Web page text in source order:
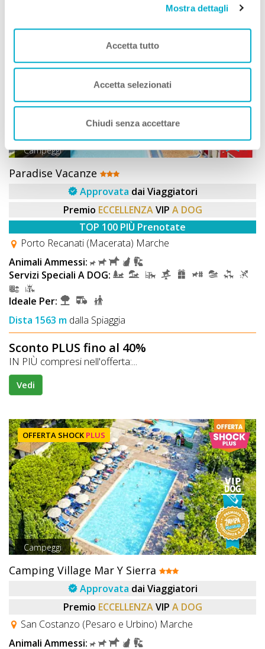
Mostra dettagli
Accetta tutto
Accetta selezionati
Chiudi senza accettare
Campeggi
Paradise Vacanze
Approvata dai Viaggiatori
Premio ECCELLENZA VIP A DOG
TOP 100 PIÙ Prenotate
Porto Recanati (Macerata) Marche
Animali Ammessi:
Servizi Speciali A DOG:
Ideale Per:
Dista 1563 m dalla Spiaggia
Sconto PLUS fino al 40%
IN PIÙ compresi nell'offerta:...
Vedi
OFFERTA SHOCK PLUS
Campeggi
Camping Village Mar Y Sierra
Approvata dai Viaggiatori
Premio ECCELLENZA VIP A DOG
San Costanzo (Pesaro e Urbino) Marche
Animali Ammessi: